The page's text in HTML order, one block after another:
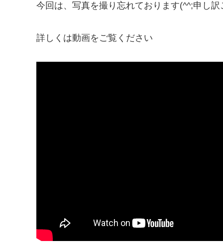
今回は、写真を撮り忘れております(^^;申し訳
詳しくは動画をご覧ください